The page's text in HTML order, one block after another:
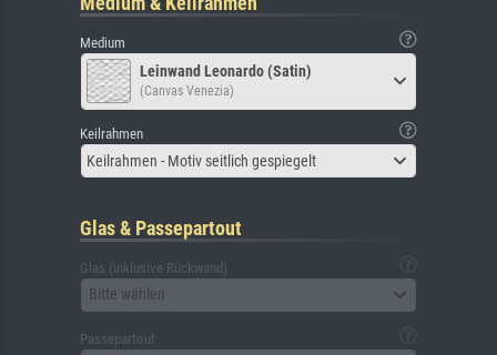
Medium
Leinwand Leonardo (Satin)
(Canvas Venezia)
Keilrahmen
Keilrahmen - Motiv seitlich gespiegelt
Glas & Passepartout
Glas (inklusive Rückwand)
Bitte wählen
Passepartout